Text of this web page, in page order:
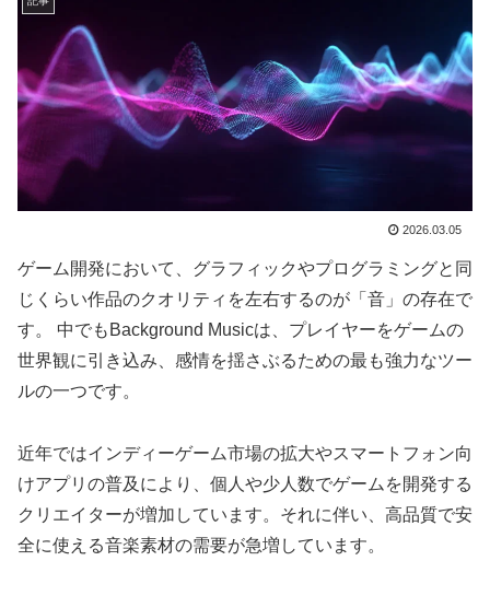
2026.03.05
ゲーム開発において、グラフィックやプログラミングと同
じくらい作品のクオリティを左右するのが「音」の存在で
す。 中でもBackground Musicは、プレイヤーをゲームの
世界観に引き込み、感情を揺さぶるための最も強力なツー
ルの一つです。
近年ではインディーゲーム市場の拡大やスマートフォン向
けアプリの普及により、個人や少人数でゲームを開発する
クリエイターが増加しています。それに伴い、高品質で安
全に使える音楽素材の需要が急増しています。